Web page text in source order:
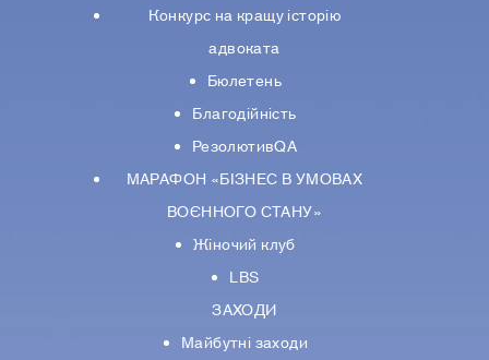
Конкурс на кращу історію
адвоката
Бюлетень
Благодійність
РезолютивQA
МАРАФОН «БІЗНЕС В УМОВАХ
ВОЄННОГО СТАНУ»
Жіночий клуб
LBS
ЗАХОДИ
Майбутні заходи